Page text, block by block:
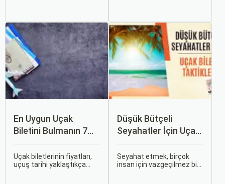
kapsamlı bir konudur. En
popüler rotalar, çeşitli
faktörlere bağlı olarak
değişebilir; bunlar arasında
ekonomik durumlar, turizm
trendleri ve uluslararası
ilişkiler bulunmaktadır.
hazırlık ve stratejilerle bu
deneyimi hem sizin hem
de çocuklarınız için keyifli
hale getirebilirsiniz.
En Uygun Uçak
Biletini Bulmanın 7
Uçak biletlerinin fiyatları,
uçuş tarihi yaklaştıkça
Düşük Bütçeli
Seyahatler İçin Uçak
Seyahat etmek, birçok
insan için vazgeçilmez bir